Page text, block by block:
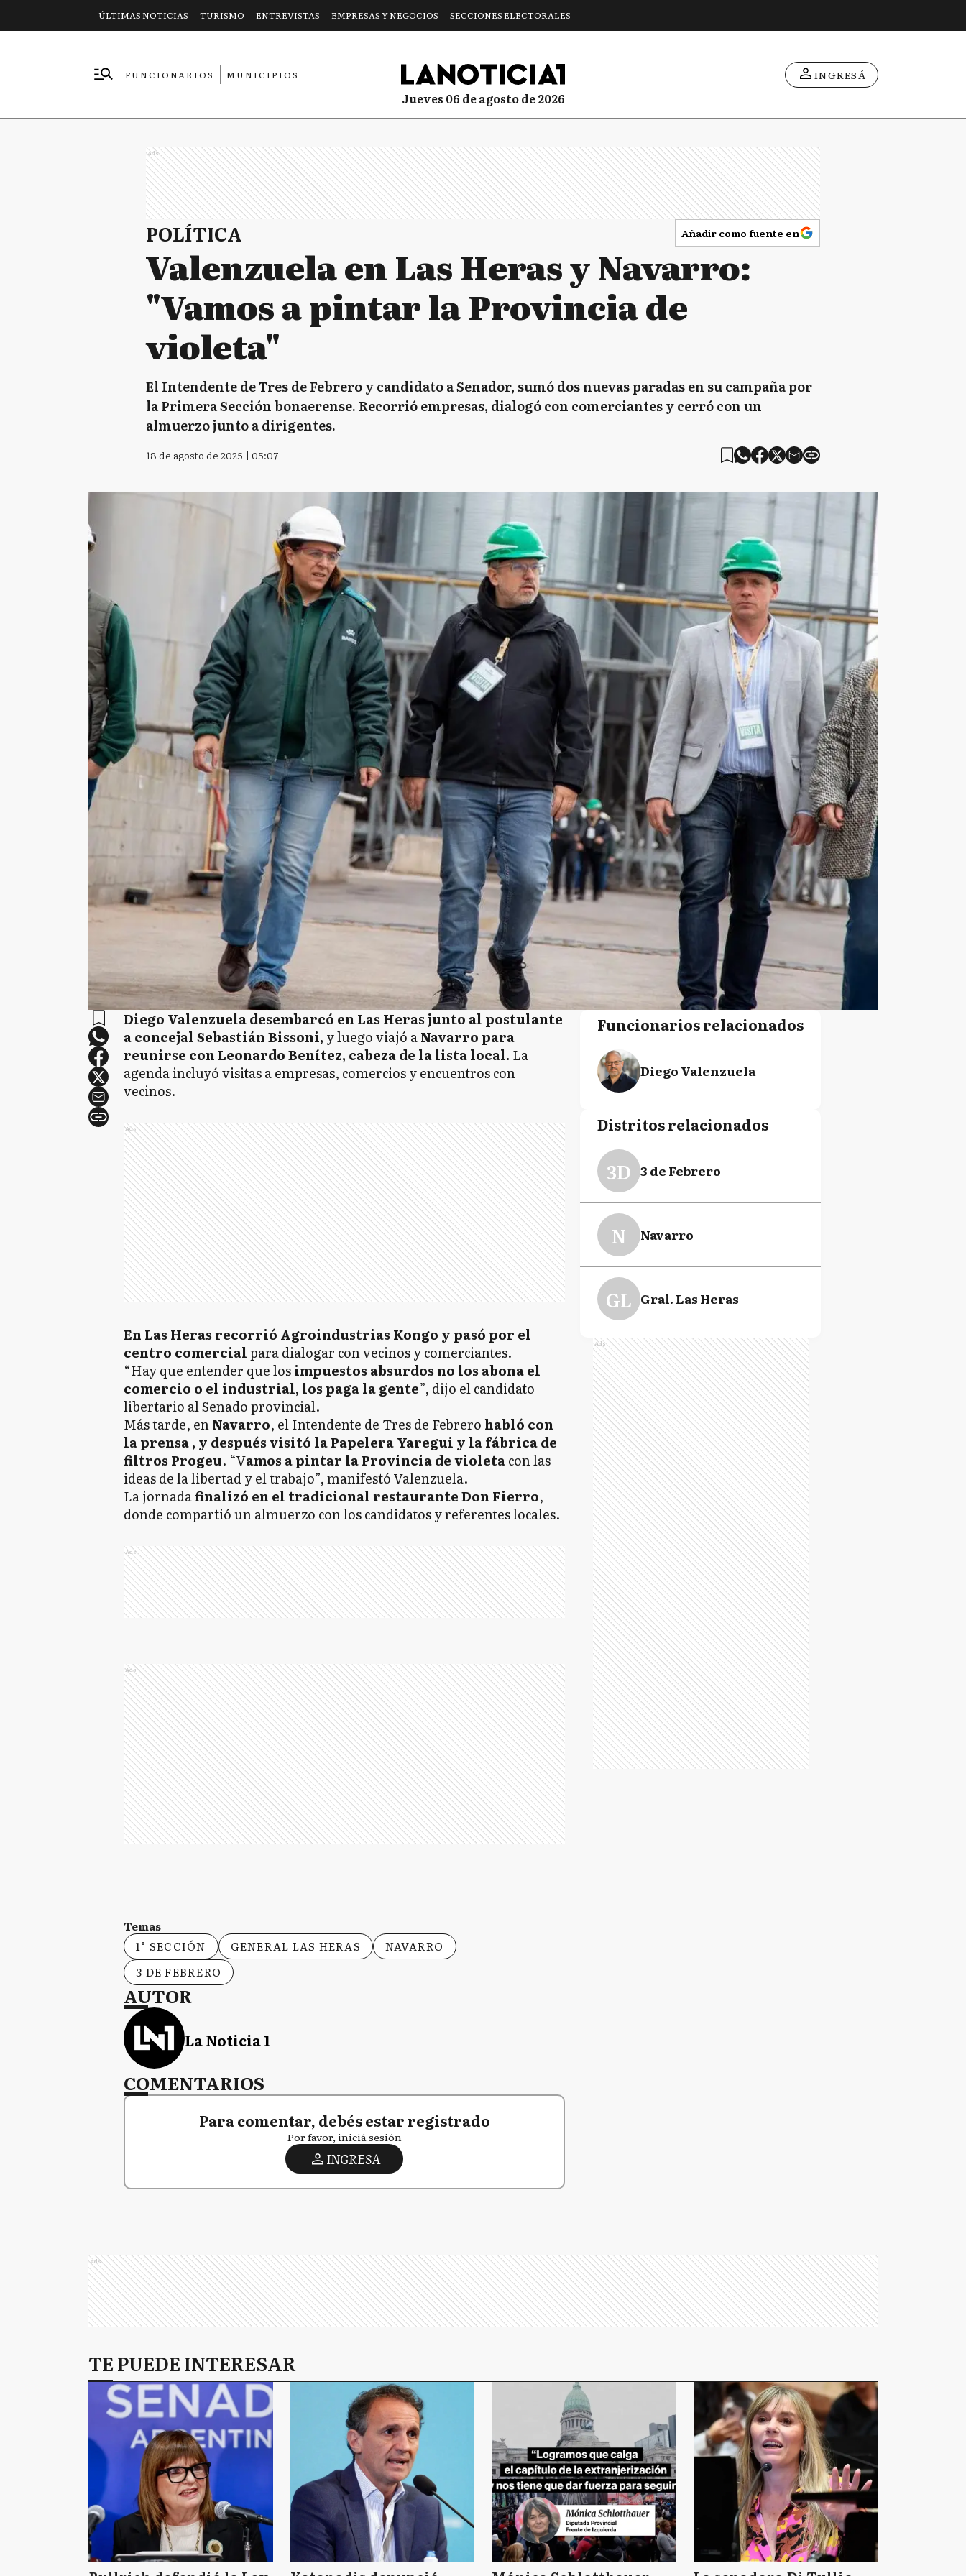
ÚLTIMAS NOTICIAS TURISMO ENTREVISTAS EMPRESAS Y NEGOCIOS SECCIONES ELECTORALES
FUNCIONARIOS
MUNICIPIOS
jueves 06 de agosto de 2026
INGRESÁ
Ads
POLÍTICA Añadir como fuente en
Valenzuela en Las Heras y Navarro:
"Vamos a pintar la Provincia de
violeta"
El Intendente de Tres de Febrero y candidato a Senador, sumó dos nuevas paradas en su campaña por
la Primera Sección bonaerense. Recorrió empresas, dialogó con comerciantes y cerró con un
almuerzo junto a dirigentes.
18 de agosto de 2025 | 05:07
Diego Valenzuela desembarcó en Las Heras junto al postulante
a concejal Sebastián Bissoni, y luego viajó aNavarro para
reunirse con Leonardo Benítez, cabeza de la lista local. La
agenda incluyó visitas a empresas, comercios y encuentros con
vecinos.
Ads
En Las Heras recorrió Agroindustrias Kongo y pasó por el
centro comercialpara dialogar con vecinos y comerciantes.
“Hay que entender que losimpuestos absurdos no los abona el
comercio o el industrial, los paga la gente”, dijo el candidato
libertario al Senado provincial.
Más tarde, enNavarro, el Intendente de Tres de Febrero habló con
la prensa , y después visitó la Papelera Yaregui y la fábrica de
filtros Progeu. “Vamos a pintar la Provincia de violetacon las
ideas de la libertad y el trabajo”, manifestó Valenzuela.
La jornadafinalizó en el tradicional restaurante Don Fierro,
donde compartió un almuerzo con los candidatos y referentes locales.
Ads
Ads
Temas
1° SECCIÓN
GENERAL LAS HERAS
NAVARRO
3 DE FEBRERO
AUTOR
La Noticia 1
COMENTARIOS
Para comentar, debés estar registrado
Por favor, iniciá sesión
INGRESA
Funcionarios relacionados
Diego Valenzuela
Distritos relacionados
3D 3 de Febrero
N Navarro
GL Gral. Las Heras
Ads
Ads
TE PUEDE INTERESAR